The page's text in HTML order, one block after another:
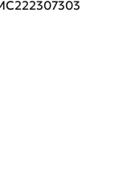
was: €39.95.
τιμή